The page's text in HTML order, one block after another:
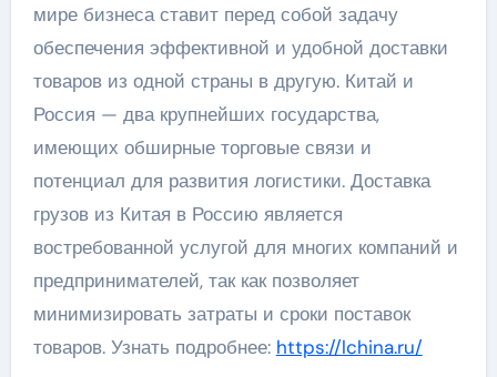
мире бизнеса ставит перед собой задачу
обеспечения эффективной и удобной доставки
товаров из одной страны в другую. Китай и
Россия — два крупнейших государства,
имеющих обширные торговые связи и
потенциал для развития логистики. Доставка
грузов из Китая в Россию является
востребованной услугой для многих компаний и
предпринимателей, так как позволяет
минимизировать затраты и сроки поставок
товаров. Узнать подробнее: https://lchina.ru/